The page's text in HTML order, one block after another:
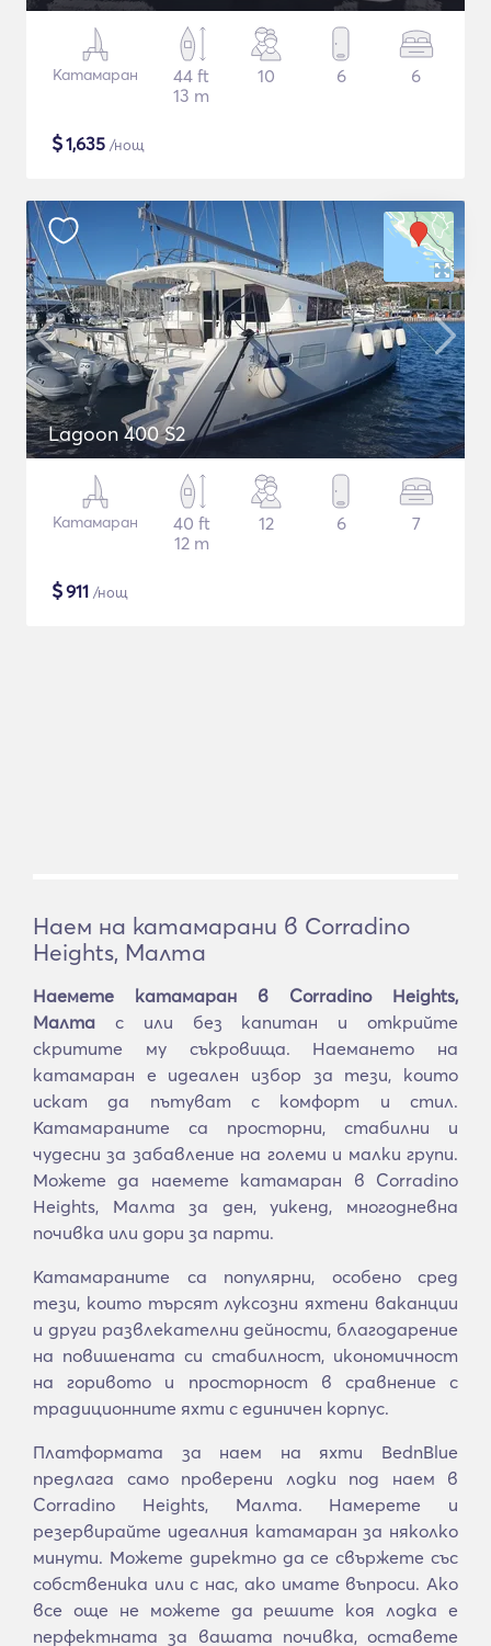
Катамаран
44 ft
13 m
10 6 6
$1,635 /нощ
Lagoon 400 S2
Катамаран
40 ft
12 m
12 6 7
$911 /нощ
Наем на катамарани в Corradino
Heights, Малта
Наемете катамаран в Corradino Heights,
Малта с или без капитан и открийте
скритите му съкровища. Наемането на
катамаран е идеален избор за тези, които
искат да пътуват с комфорт и стил.
Катамараните са просторни, стабилни и
чудесни за забавление на големи и малки групи.
Можете да наемете катамаран в Corradino
Heights, Малта за ден, уикенд, многодневна
почивка или дори за парти.
Катамараните са популярни, особено сред
тези, които търсят луксозни яхтени ваканции
и други развлекателни дейности, благодарение
на повишената си стабилност, икономичност
на горивото и просторност в сравнение с
традиционните яхти с единичен корпус.
Платформата за наем на яхти BednBlue
предлага само проверени лодки под наем в
Corradino Heights, Малта. Намерете и
резервирайте идеалния катамаран за няколко
минути. Можете директно да се свържете със
собственика или с нас, ако имате въпроси. Ако
все още не можете да решите коя лодка е
перфектната за вашата почивка, оставете